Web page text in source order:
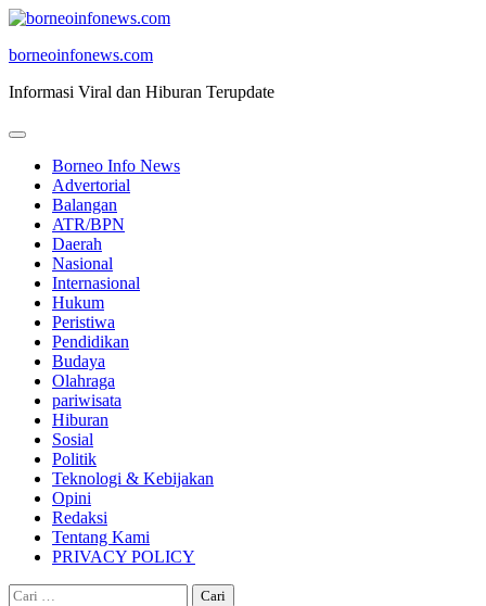
Skip
content
borneoinfonews.com
Informasi Viral dan Hiburan Terupdate
Borneo Info News
Advertorial
Balangan
ATR/BPN
Daerah
Nasional
Internasional
Hukum
Peristiwa
Pendidikan
Budaya
Olahraga
pariwisata
Hiburan
Sosial
Politik
Teknologi & Kebijakan
Opini
Redaksi
Tentang Kami
PRIVACY POLICY
Cari